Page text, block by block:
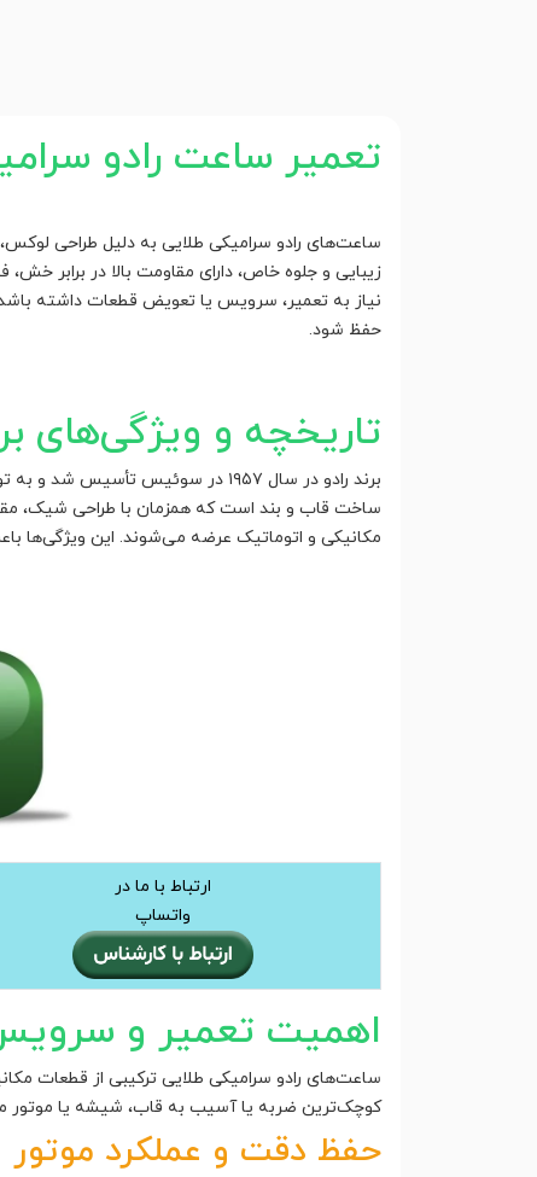
تعمیر ساعت رادو
ساعت‌های رادو سرامیکی طلایی به دلیل طراحی
زیبایی و جلوه خاص، دارای مقاومت بالا در برابر
نیاز به تعمیر، سرویس یا تعویض قطعات داشته
حفظ شود.
تاریخچه و ویژگی‌های
برند رادو در سال ۱۹۵۷ در سوئیس
ساخت قاب و بند است که همزمان با طراحی شیک،
مکانیکی و اتوماتیک عرضه می‌شوند. این ویژگی‌ها
ارتباط با ما در
واتساپ
اهمیت تعمیر و
ساعت‌های رادو سرامیکی طلایی ترکیبی از قطعات
کوچک‌ترین ضربه یا آسیب به قاب، شیشه یا موتور
حفظ دقت و عملکرد موتور